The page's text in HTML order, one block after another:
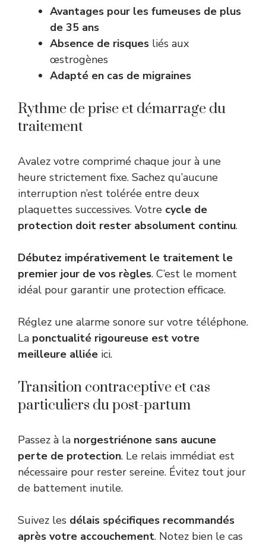
Avantages pour les fumeuses de plus
de 35 ans
Absence de risques liés aux
œstrogènes
Adapté en cas de migraines
Rythme de prise et démarrage du
traitement
Avalez votre comprimé chaque jour à une
heure strictement fixe. Sachez qu’aucune
interruption n’est tolérée entre deux
plaquettes successives. Votre cycle de
protection doit rester absolument continu.
Débutez impérativement le traitement le
premier jour de vos règles. C’est le moment
idéal pour garantir une protection efficace.
Réglez une alarme sonore sur votre téléphone.
La ponctualité rigoureuse est votre
meilleure alliée ici.
Transition contraceptive et cas
particuliers du post-partum
Passez à la norgestriénone sans aucune
perte de protection. Le relais immédiat est
nécessaire pour rester sereine. Évitez tout jour
de battement inutile.
Suivez les délais spécifiques recommandés
après votre accouchement. Notez bien le cas